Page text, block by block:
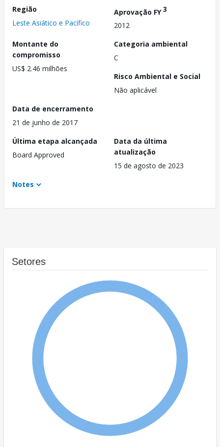
Região
Leste Asiático e Pacífico
Aprovação FY3
2012
Montante do
compromisso
US$ 2.46 milhões
Categoria ambiental
C
Risco Ambiental e Social
Não aplicável
Data de encerramento
21 de junho de 2017
Última etapa alcançada
Board Approved
Data da última
atualização
15 de agosto de 2023
Notes
Setores